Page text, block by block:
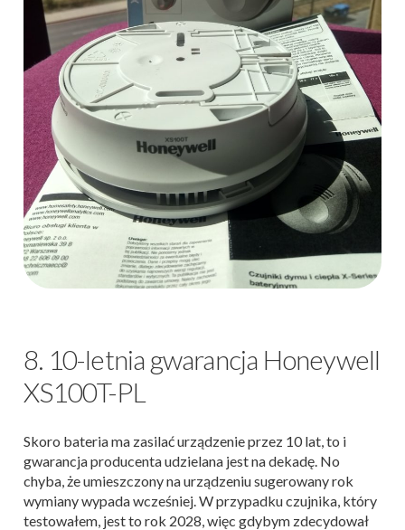
8. 10-letnia gwarancja Honeywell
XS100T-PL
Skoro bateria ma zasilać urządzenie przez 10 lat, to i
gwarancja producenta udzielana jest na dekadę. No
chyba, że umieszczony na urządzeniu sugerowany rok
wymiany wypada wcześniej. W przypadku czujnika, który
testowałem, jest to rok 2028, więc gdybym zdecydował